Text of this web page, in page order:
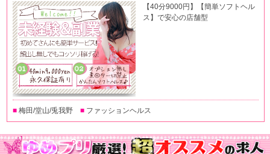
【40分9000円】【簡単ソフトヘル
ス】で安心の店舗型
■梅田/堂山/兎我野 ■ファッションヘルス